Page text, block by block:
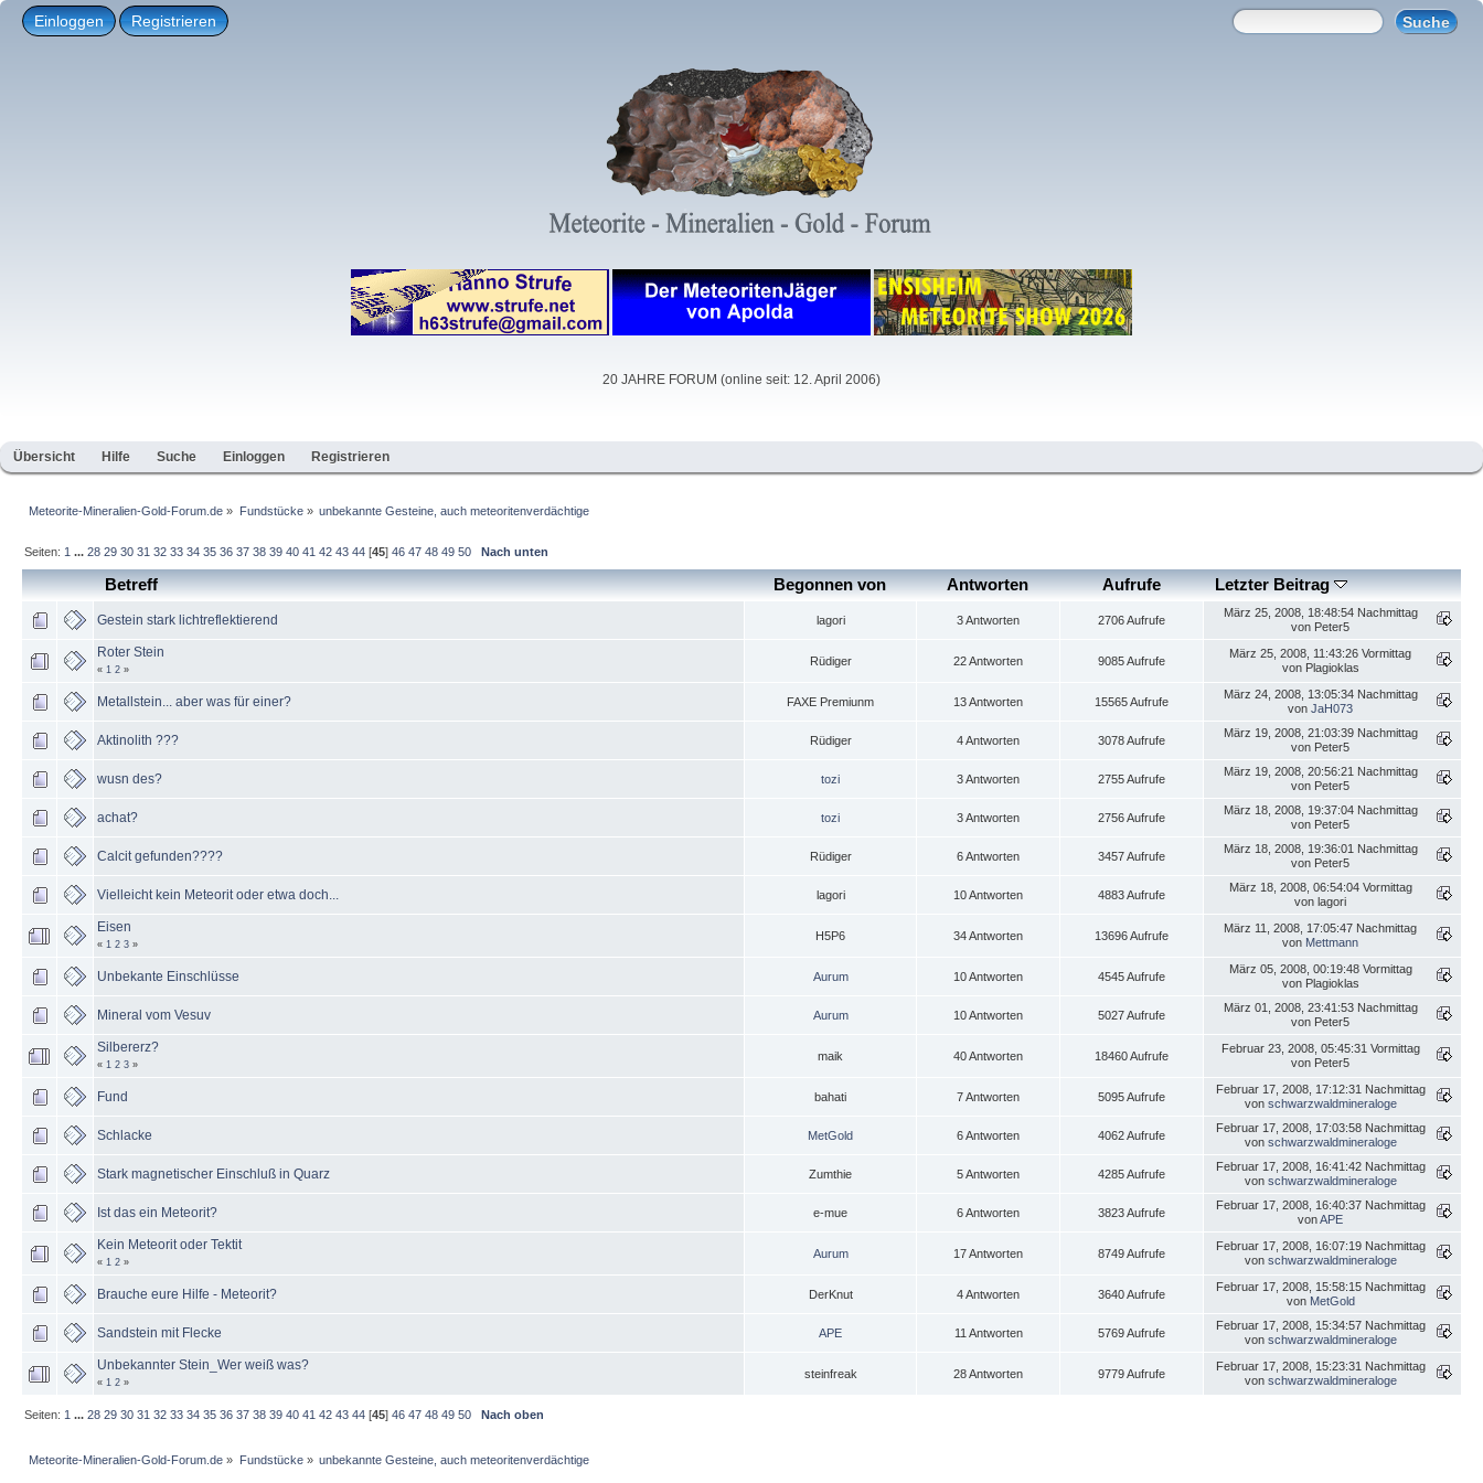
Einloggen Registrieren
20 JAHRE FORUM (online seit: 12. April 2006)
Übersicht Hilfe Suche Einloggen Registrieren
Meteorite-Mineralien-Gold-Forum.de » Fundstücke» unbekannte Gesteine, auch meteoritenverdächtige
Seiten: 1 ...28 29 30 31 32 33 34 35 36 37 38 39 40 41 42 43 44 [45]46 47 48 49 50 Nach unten
Betreff Begonnen von Antworten Aufrufe Letzter Beitrag
Gestein stark lichtreflektierend lagori 3 Antworten 2706 Aufrufe
März 25, 2008, 18:48:54 Nachmittag
von Peter5
Roter Stein
« 1 2 »
Rüdiger 22 Antworten 9085 Aufrufe
März 25, 2008, 11:43:26 Vormittag
von Plagioklas
Metallstein... aber was für einer? FAXE Premiunm 13 Antworten 15565 Aufrufe
März 24, 2008, 13:05:34 Nachmittag
von JaH073
Aktinolith ??? Rüdiger 4 Antworten 3078 Aufrufe
März 19, 2008, 21:03:39 Nachmittag
von Peter5
wusn des? tozi 3 Antworten 2755 Aufrufe
März 19, 2008, 20:56:21 Nachmittag
von Peter5
achat? tozi 3 Antworten 2756 Aufrufe
März 18, 2008, 19:37:04 Nachmittag
von Peter5
Calcit gefunden???? Rüdiger 6 Antworten 3457 Aufrufe
März 18, 2008, 19:36:01 Nachmittag
von Peter5
Vielleicht kein Meteorit oder etwa doch... lagori 10 Antworten 4883 Aufrufe
März 18, 2008, 06:54:04 Vormittag
von lagori
Eisen
« 1 2 3 »
H5P6 34 Antworten 13696 Aufrufe
März 11, 2008, 17:05:47 Nachmittag
von Mettmann
Unbekante Einschlüsse Aurum 10 Antworten 4545 Aufrufe
März 05, 2008, 00:19:48 Vormittag
von Plagioklas
Mineral vom Vesuv Aurum 10 Antworten 5027 Aufrufe
März 01, 2008, 23:41:53 Nachmittag
von Peter5
Silbererz?
« 1 2 3 »
maik 40 Antworten 18460 Aufrufe
Februar 23, 2008, 05:45:31 Vormittag
von Peter5
Fund bahati 7 Antworten 5095 Aufrufe
Februar 17, 2008, 17:12:31 Nachmittag
von schwarzwaldmineraloge
Schlacke MetGold 6 Antworten 4062 Aufrufe
Februar 17, 2008, 17:03:58 Nachmittag
von schwarzwaldmineraloge
Stark magnetischer Einschluß in Quarz Zumthie 5 Antworten 4285 Aufrufe
Februar 17, 2008, 16:41:42 Nachmittag
von schwarzwaldmineraloge
Ist das ein Meteorit? e-mue 6 Antworten 3823 Aufrufe
Februar 17, 2008, 16:40:37 Nachmittag
vonAPE
Kein Meteorit oder Tektit
« 1 2 »
Aurum 17 Antworten 8749 Aufrufe
Februar 17, 2008, 16:07:19 Nachmittag
von schwarzwaldmineraloge
Brauche eure Hilfe - Meteorit? DerKnut 4 Antworten 3640 Aufrufe
Februar 17, 2008, 15:58:15 Nachmittag
von MetGold
Sandstein mit Flecke APE 11 Antworten 5769 Aufrufe
Februar 17, 2008, 15:34:57 Nachmittag
von schwarzwaldmineraloge
Unbekannter Stein_Wer weiß was?
« 1 2 »
steinfreak 28 Antworten 9779 Aufrufe
Februar 17, 2008, 15:23:31 Nachmittag
von schwarzwaldmineraloge
Seiten: 1 ...28 29 30 31 32 33 34 35 36 37 38 39 40 41 42 43 44 [45]46 47 48 49 50 Nach oben
Meteorite-Mineralien-Gold-Forum.de » Fundstücke» unbekannte Gesteine, auch meteoritenverdächtige